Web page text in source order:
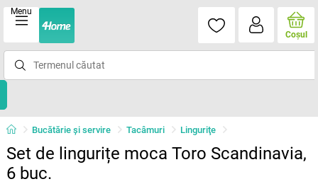
Menu
Coşul
Bucătărie și servire Tacâmuri Linguriţe
Set de lingurițe moca Toro Scandinavia,
6 buc.